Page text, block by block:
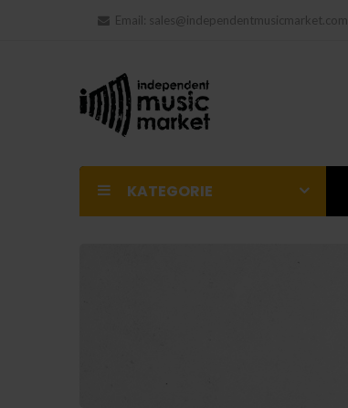
Email: sales@independentmusicmarket.com
KATEGORIE